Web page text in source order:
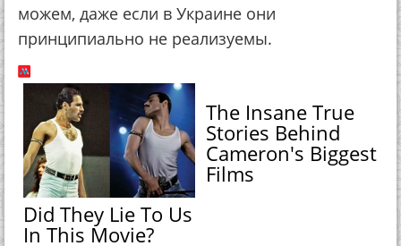
можем, даже если в Украине они
принципиально не реализуемы.
Did They Lie To Us
In This Movie?
The Insane True
Stories Behind
Cameron's Biggest
Films